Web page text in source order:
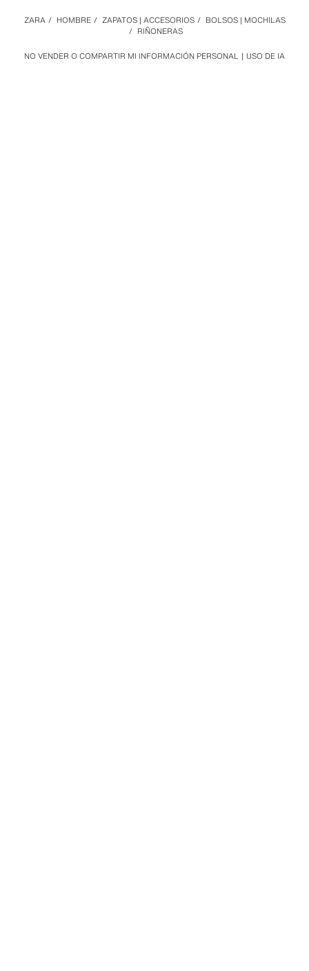
NO VENDER O COMPARTIR MI INFORMACIÓN PERSONAL USO DE IA
ZARA / HOMBRE / ZAPATOS | ACCESORIOS / BOLSOS | MOCHILAS
/ RIÑONERAS